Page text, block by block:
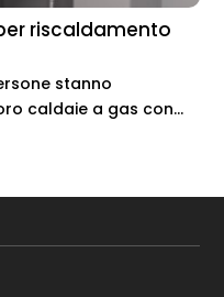
riscaldamento
stanno
caldaie a gas con...